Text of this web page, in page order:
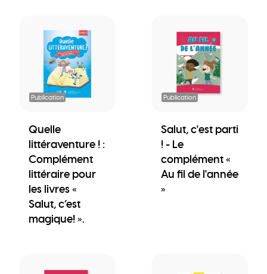
Publication
Quelle
littéraventure ! :
Complément
littéraire pour
les livres «
Salut, c’est
magique! ».
Publication
Salut, c'est parti
! - Le
complément «
Au fil de l'année
»